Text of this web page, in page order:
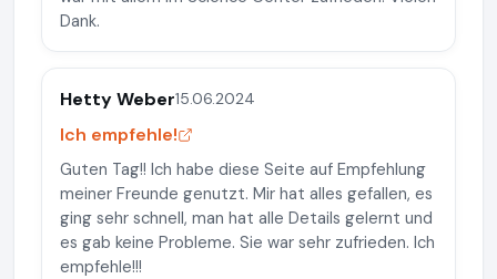
Dank.
Hetty Weber15.06.2024
Ich empfehle!
Guten Tag!! Ich habe diese Seite auf Empfehlung
meiner Freunde genutzt. Mir hat alles gefallen, es
ging sehr schnell, man hat alle Details gelernt und
es gab keine Probleme. Sie war sehr zufrieden. Ich
empfehle!!!